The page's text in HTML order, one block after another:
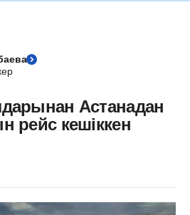
Астанадан
рейс кешіккен